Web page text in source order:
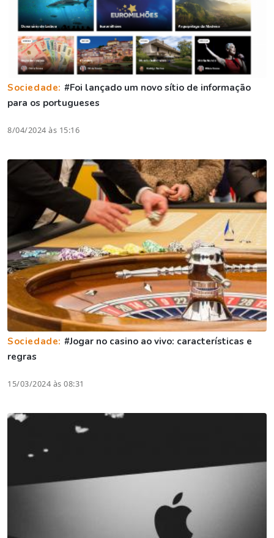
Sociedade: #Foi lançado um novo sítio de informação
para os portugueses
8/04/2024 às 15:16
Sociedade: #Jogar no casino ao vivo: características e
regras
15/03/2024 às 08:31